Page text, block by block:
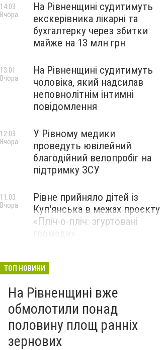
На Рівненщині судитимуть
екскерівника лікарні та
бухгалтерку через збитки
майже на 13 млн грн
14:03
Вчора
На Рівненщині судитимуть
чоловіка, який надсилав
неповнолітнім інтимні
повідомлення
13:01
Вчора
У Рівному медики
проведуть ювілейний
благодійний велопробіг на
підтримку ЗСУ
12:03
Вчора
Рівне прийняло дітей із
Куп'янська в межах проєкту
«Пліч-о-пліч: згуртовані
11:03
Вчора
ТОП НОВИНИ
На Рівненщині вже
обмолотили понад
половину площ ранніх
зернових